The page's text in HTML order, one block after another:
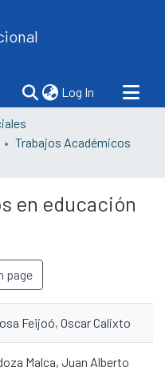
Log In (current)
Trabajos Académicos
en educación
page
Feijoó, Oscar Calixto
Malca, Juan Alberto